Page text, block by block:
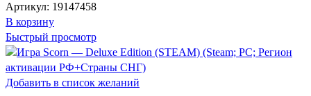
Артикул: 19147458
В корзину
Быстрый просмотр
Добавить в список желаний